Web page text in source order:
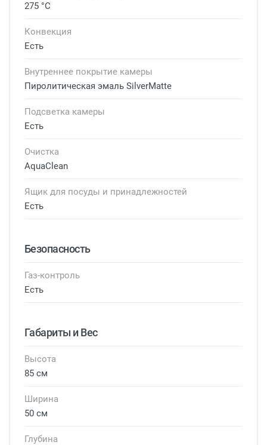
275 °C
Конвекция
Есть
Внутреннее покрытие камеры
Пиролитическая эмаль SilverMatte
Подсветка камеры
Есть
Очистка
AquaClean
Ящик для посуды и принадлежностей
Есть
Безопасность
Газ-контроль
Есть
Габариты и Вес
Высота
85 см
Ширина
50 см
Глубина